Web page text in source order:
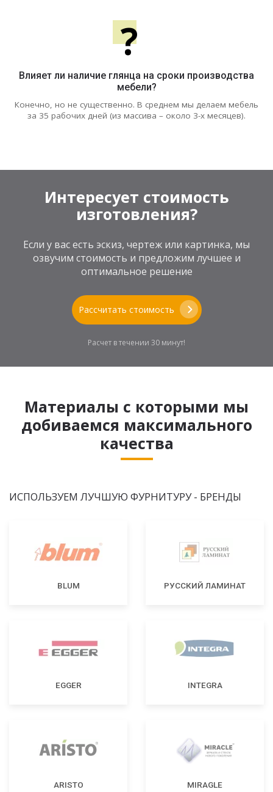
?
Влияет ли наличие глянца на сроки производства
мебели?
Конечно, но не существенно. В среднем мы делаем мебель
за 35 рабочих дней (из массива – около 3-х месяцев).
Интересует стоимость
изготовления?
Если у вас есть эскиз, чертеж или картинка, мы
озвучим стоимость и предложим лучшее и
оптимальное решение
Рассчитать стоимость
Расчет в течении 30 минут!
Материалы с которыми мы
добиваемся максимального
качества
ИСПОЛЬЗУЕМ ЛУЧШУЮ ФУРНИТУРУ - БРЕНДЫ
BLUM РУССКИЙ ЛАМИНАТ
EGGER INTEGRA
ARISTO MIRAGLE